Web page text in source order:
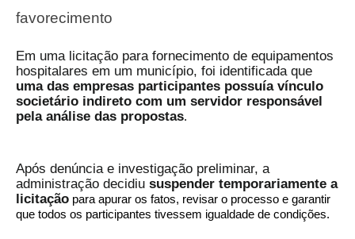
favorecimento
Em uma licitação para fornecimento de equipamentos
hospitalares em um município, foi identificada que
uma das empresas participantes possuía vínculo
societário indireto com um servidor responsável
pela análise das propostas.
Após denúncia e investigação preliminar, a
administração decidiu suspender temporariamente a
licitação para apurar os fatos, revisar o processo e garantir
que todos os participantes tivessem igualdade de condições.